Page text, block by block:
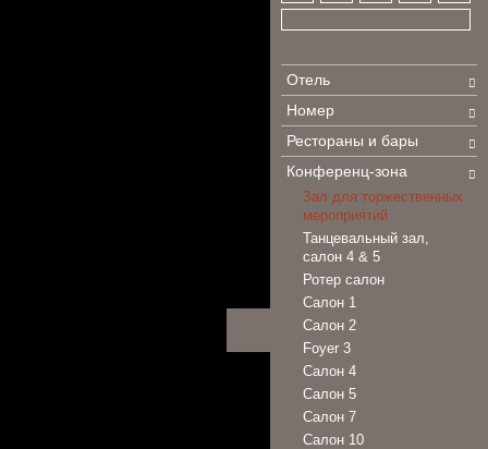
Отель
Номер
Рестораны и бары
Конференц-зона
Зал для торжественных
мероприятий
Танцевальный зал,
салон 4 & 5
Ротер салон
Салон 1
Салон 2
Foyer 3
Салон 4
Салон 5
Салон 7
Салон 10